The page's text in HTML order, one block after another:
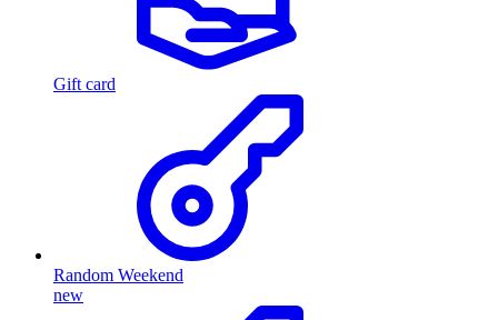
Gift card
Random Weekend
new